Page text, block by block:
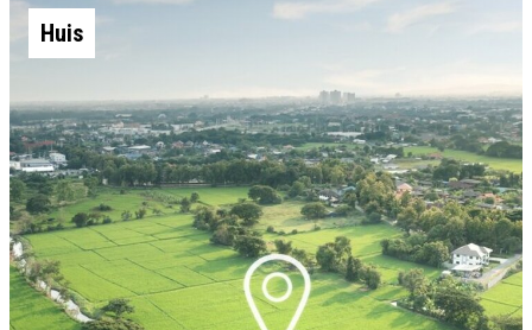
Huis